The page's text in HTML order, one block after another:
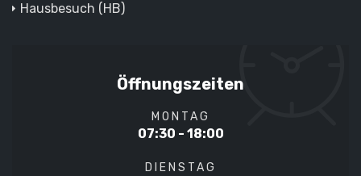
Hausbesuch (HB)
Öffnungszeiten
MONTAG
07:30 - 18:00
DIENSTAG